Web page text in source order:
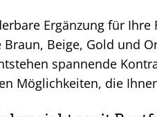
Ergänzung für
Beige, Gold und
spannende
Möglichkeiten, die